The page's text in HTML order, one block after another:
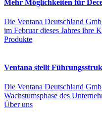
Mehr Möglichkeiten für
Die Ventana Deutschland
im Februar dieses Jahres ihre
Produkte
Ventana stellt
Die Ventana Deutschland
Wachstumsphase des
Über uns